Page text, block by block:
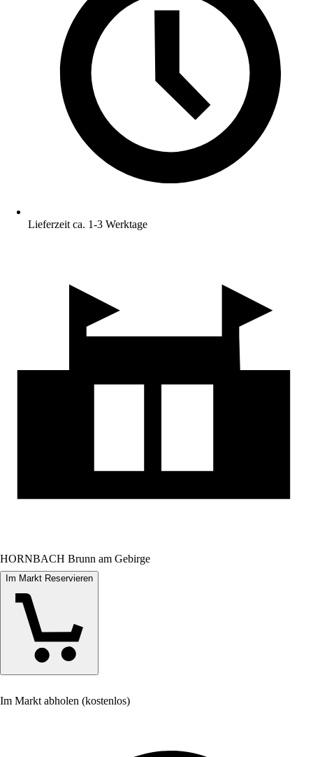
Lieferzeit ca. 1-3 Werktage
HORNBACH Brunn am Gebirge
Im Markt Reservieren
Im Markt abholen (kostenlos)